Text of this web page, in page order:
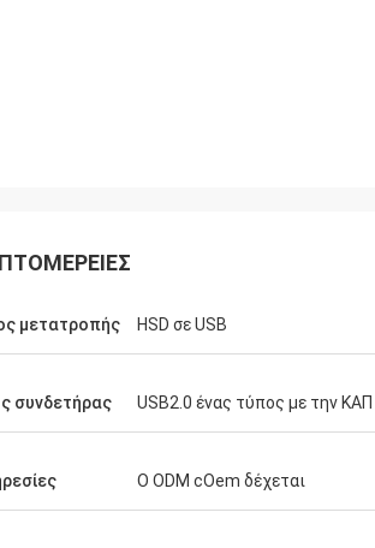
μετατροπής HSD σε USB
συνδετήρας USB2.0 ένας τύπος με την ΚΑΠ
Ο ODM cOem δέχεται